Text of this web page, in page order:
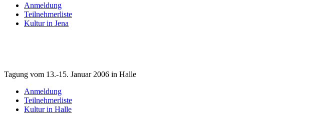
Anmeldung
Teilnehmerliste
Kultur in Jena
Tagung vom 13.-15. Januar 2006 in Halle
Anmeldung
Teilnehmerliste
Kultur in Halle